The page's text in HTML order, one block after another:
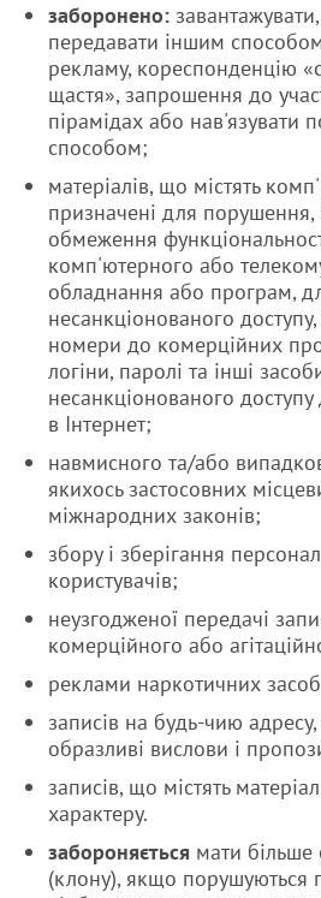
заборонено:
передавати іншим
рекламу, кореспонденцію
щастя», запрошення до
пірамідах або нав'язувати
способом;
матеріалів, що містять
призначені для
обмеження
комп'ютерного або
обладнання або програм,
несанкціонованого
номери до комерційних
логіни, паролі та інші
несанкціонованого
в Інтернет;
навмисного та/або
якихось застосовних
міжнародних законів;
збору і зберігання
користувачів;
неузгодженої передачі
комерційного або
реклами наркотичних
записів на будь-чию
образливі вислови і
записів, що містять
характеру.
забороняється мати більше
(клону), якщо порушуються